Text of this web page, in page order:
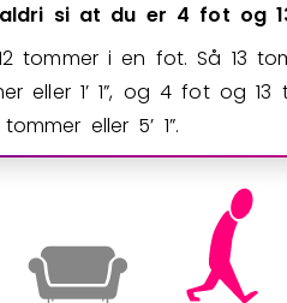
aldri si at du er 4 fot og
tommer i en fot. Så 13
eller 1’ 1”, og 4 fot og
eller 5’ 1”.